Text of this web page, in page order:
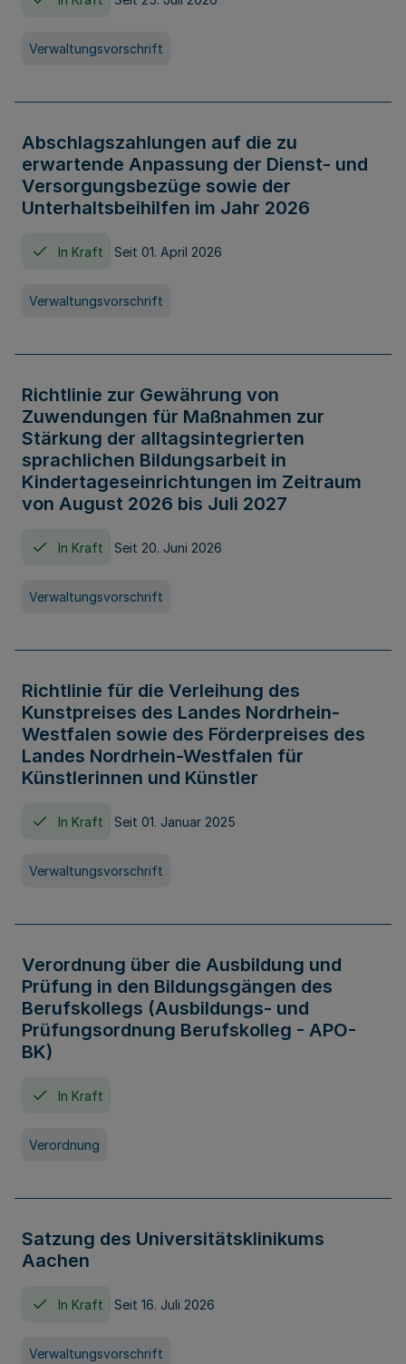
Verwaltungsvorschrift
Abschlagszahlungen auf die zu
erwartende Anpassung der Dienst- und
Versorgungsbezüge sowie der
Unterhaltsbeihilfen im Jahr 2026
In Kraft Seit 01. April 2026
Verwaltungsvorschrift
Richtlinie zur Gewährung von
Zuwendungen für Maßnahmen zur
Stärkung der alltagsintegrierten
sprachlichen Bildungsarbeit in
Kindertageseinrichtungen im Zeitraum
von August 2026 bis Juli 2027
In Kraft Seit 20. Juni 2026
Verwaltungsvorschrift
Richtlinie für die Verleihung des
Kunstpreises des Landes Nordrhein-
Westfalen sowie des Förderpreises des
Landes Nordrhein-Westfalen für
Künstlerinnen und Künstler
In Kraft Seit 01. Januar 2025
Verwaltungsvorschrift
Verordnung über die Ausbildung und
Prüfung in den Bildungsgängen des
Berufskollegs (Ausbildungs- und
Prüfungsordnung Berufskolleg - APO-
BK)
In Kraft
Verordnung
Satzung des Universitätsklinikums
Aachen
In Kraft Seit 16. Juli 2026
Verwaltungsvorschrift